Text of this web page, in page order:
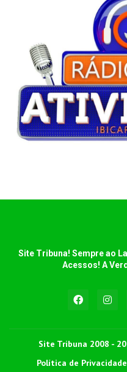
Site Tribuna! Sempre ao
Acessos! A
Site Tribuna 2008 -
Política de Privacidade